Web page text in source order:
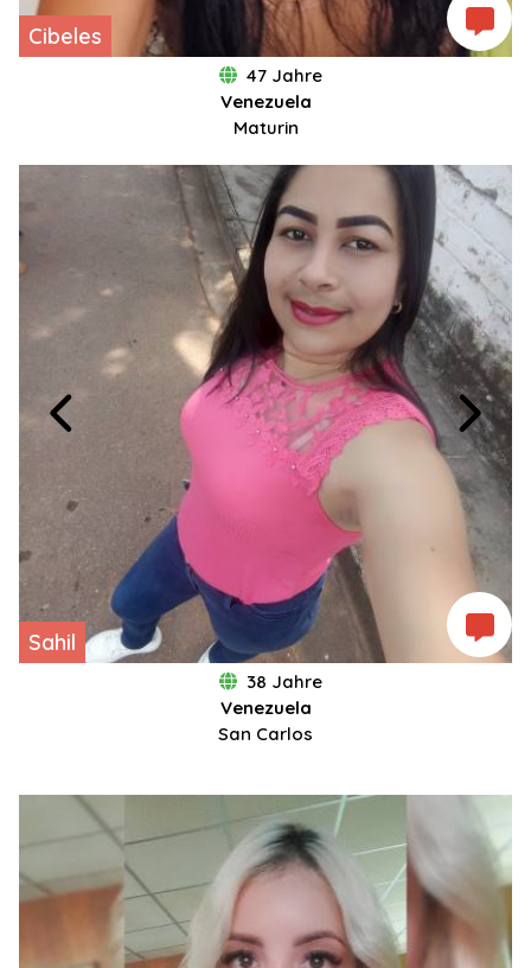
Cibeles
47 Jahre
Venezuela
Maturin
Sahil
38 Jahre
Venezuela
San Carlos